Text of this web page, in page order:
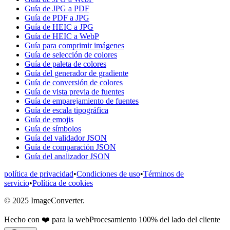
Guía de JPG a PDF
Guía de PDF a JPG
Guía de HEIC a JPG
Guía de HEIC a WebP
Guía para comprimir imágenes
Guía de selección de colores
Guía de paleta de colores
Guía del generador de gradiente
Guía de conversión de colores
Guía de vista previa de fuentes
Guía de emparejamiento de fuentes
Guía de escala tipográfica
Guía de emojis
Guía de símbolos
Guía del validador JSON
Guía de comparación JSON
Guía del analizador JSON
política de privacidad•Condiciones de uso•Términos de
servicio•Política de cookies
© 2025 ImageConverter.
Hecho con ❤️ para la webProcesamiento 100% del lado del cliente